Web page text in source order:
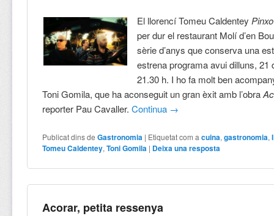
El llorencí Tomeu CaldenteyPinxo
per dur el restaurant Molí d’en
sèrie d’anys que conserva una
estrena programa avui dilluns, 21
21.30 h. I ho fa molt ben
Toni Gomila, que ha aconseguit un gran èxit amb l’obra
reporter Pau Cavaller.Continua →
Publicat dins de Gastronomia | Etiquetat com a cuina,gastronomia,
Tomeu Caldentey,Toni Gomila | Deixa una resposta
Acorar, petita ressenya